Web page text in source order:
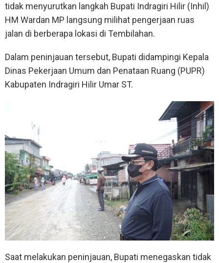
tidak menyurutkan langkah Bupati Indragiri Hilir (Inhil)
HM Wardan MP langsung milihat pengerjaan ruas
jalan di berberapa lokasi di Tembilahan.
Dalam peninjauan tersebut, Bupati didampingi Kepala
Dinas Pekerjaan Umum dan Penataan Ruang (PUPR)
Kabupaten Indragiri Hilir Umar ST.
Saat melakukan peninjauan, Bupati menegaskan tidak